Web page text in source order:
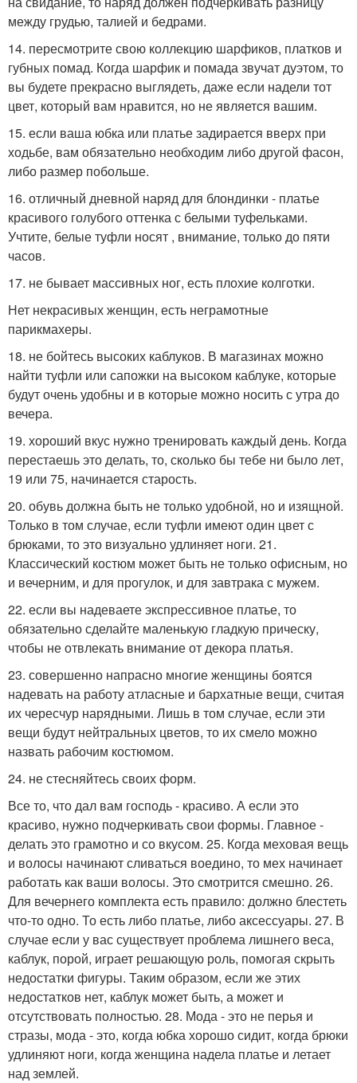
между грудью, талией и бедрами.
14. пересмотрите свою коллекцию шарфиков, платков и
губных помад. Когда шарфик и помада звучат дуэтом, то
вы будете прекрасно выглядеть, даже если надели тот
цвет, который вам нравится, но не является вашим.
15. если ваша юбка или платье задирается вверх при
ходьбе, вам обязательно необходим либо другой фасон,
либо размер побольше.
16. отличный дневной наряд для блондинки - платье
красивого голубого оттенка с белыми туфельками.
Учтите, белые туфли носят , внимание, только до пяти
часов.
17. не бывает массивных ног, есть плохие колготки.
Нет некрасивых женщин, есть неграмотные
парикмахеры.
18. не бойтесь высоких каблуков. В магазинах можно
найти туфли или сапожки на высоком каблуке, которые
будут очень удобны и в которые можно носить с утра до
вечера.
19. хороший вкус нужно тренировать каждый день. Когда
перестаешь это делать, то, сколько бы тебе ни было лет,
19 или 75, начинается старость.
20. обувь должна быть не только удобной, но и изящной.
Только в том случае, если туфли имеют один цвет с
брюками, то это визуально удлиняет ноги. 21.
Классический костюм может быть не только офисным, но
и вечерним, и для прогулок, и для завтрака с мужем.
22. если вы надеваете экспрессивное платье, то
обязательно сделайте маленькую гладкую прическу,
чтобы не отвлекать внимание от декора платья.
23. совершенно напрасно многие женщины боятся
надевать на работу атласные и бархатные вещи, считая
их чересчур нарядными. Лишь в том случае, если эти
вещи будут нейтральных цветов, то их смело можно
назвать рабочим костюмом.
24. не стесняйтесь своих форм.
Все то, что дал вам господь - красиво. А если это
красиво, нужно подчеркивать свои формы. Главное -
делать это грамотно и со вкусом. 25. Когда меховая вещь
и волосы начинают сливаться воедино, то мех начинает
работать как ваши волосы. Это смотрится смешно. 26.
Для вечернего комплекта есть правило: должно блестеть
что-то одно. То есть либо платье, либо аксессуары. 27. В
случае если у вас существует проблема лишнего веса,
каблук, порой, играет решающую роль, помогая скрыть
недостатки фигуры. Таким образом, если же этих
недостатков нет, каблук может быть, а может и
отсутствовать полностью. 28. Мода - это не перья и
стразы, мода - это, когда юбка хорошо сидит, когда брюки
удлиняют ноги, когда женщина надела платье и летает
над землей.